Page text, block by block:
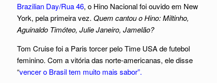
Brazilian Day/Rua 46, o Hino Nacional foi ouvido em New
York, pela primeira vez. Quem cantou o Hino: Miltinho,
Aguinaldo Timóteo, Julie Janeiro, Jamelão?
Tom Cruise foi a Paris torcer pelo Time USA de futebol
feminino. Com a vitória das norte-americanas, ele disse
“vencer o Brasil tem muito mais sabor”.